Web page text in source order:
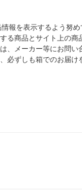
報を表示するよう努
る商品とサイト上の
、メーカー等にお問い
必ずしも箱でのお届